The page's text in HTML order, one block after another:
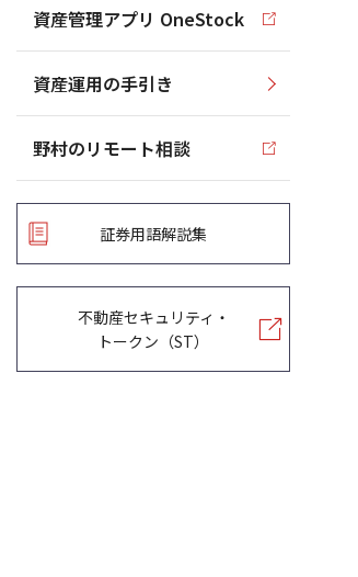
資産管理アプリ OneStock
資産運用の手引き
野村のリモート相談
証券用語解説集
不動産セキュリティ・
トークン（ST）